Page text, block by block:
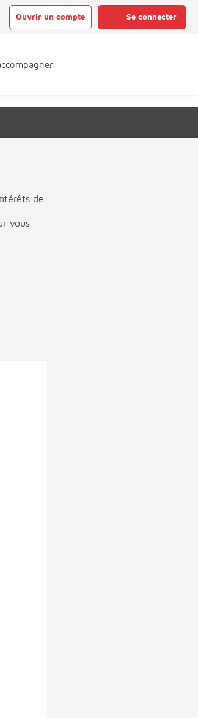
Ouvrir un compte Se connecter
de
vous